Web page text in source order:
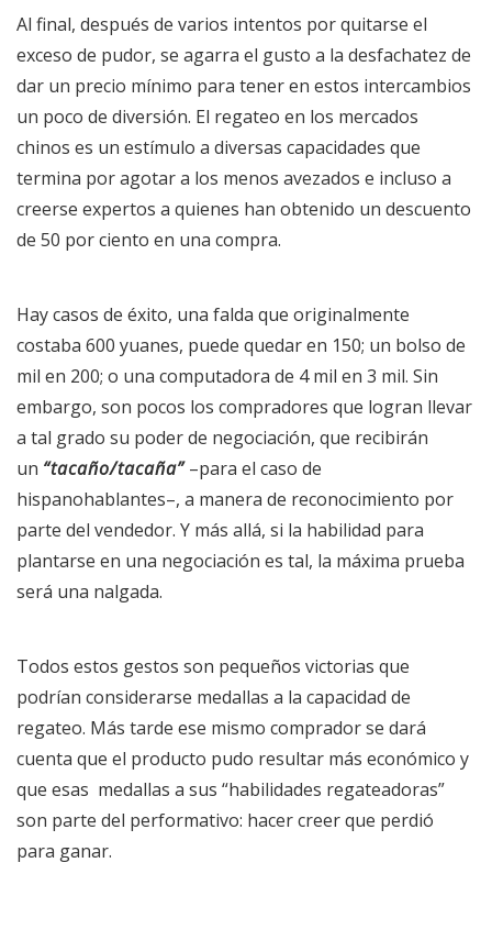
Al final, después de varios intentos por quitarse el
exceso de pudor, se agarra el gusto a la desfachatez de
dar un precio mínimo para tener en estos intercambios
un poco de diversión. El regateo en los mercados
chinos es un estímulo a diversas capacidades que
termina por agotar a los menos avezados e incluso a
creerse expertos a quienes han obtenido un descuento
de 50 por ciento en una compra.
Hay casos de éxito, una falda que originalmente
costaba 600 yuanes, puede quedar en 150; un bolso de
mil en 200; o una computadora de 4 mil en 3 mil. Sin
embargo, son pocos los compradores que logran llevar
a tal grado su poder de negociación, que recibirán
un tacaño/tacaña –para el caso de
hispanohablantes–, a manera de reconocimiento por
parte del vendedor. Y más allá, si la habilidad para
plantarse en una negociación es tal, la máxima prueba
será una nalgada.
Todos estos gestos son pequeños victorias que
podrían considerarse medallas a la capacidad de
regateo. Más tarde ese mismo comprador se dará
cuenta que el producto pudo resultar más económico y
que esas medallas a sus “habilidades regateadoras”
son parte del performativo: hacer creer que perdió
para ganar.